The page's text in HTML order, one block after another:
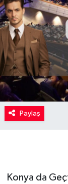
Paylaş
Konya da